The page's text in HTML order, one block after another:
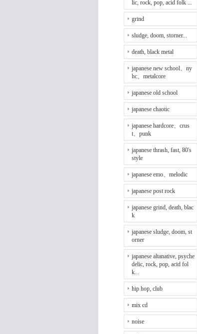
lic, rock, pop, acid folk ...
grind
sludge, doom, storner...
death, black metal
japanese new school、ny
hc、metalcore
japanese old school
japanese chaotic
japanese hardcore、crus
t、punk
japanese thrash, fast, 80's
style
japanese emo、melodic
japanese post rock
japanese grind, death, blac
k
japanese sludge, doom, st
orner
japanese altanative, psyche
delic, rock, pop, acid fol
k...
hip hop, club
mix cd
noise